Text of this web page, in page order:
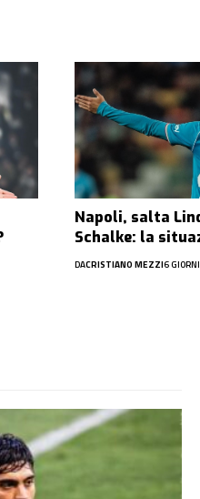
Napoli, salta
Schalke: la
DACRISTIANO MEZZI6